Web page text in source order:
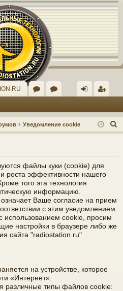
ум
"И
ив
ид
уа
ль
но
ди
ов
ив
ст
ог
о
ф
ор
ум
д ис
тр
ия
Уведомление cookie
о
файлы куки (cookie) для
роста эффективности нашего
того эта технология
информацию.
Ваше согласие на прием
с этим уведомлением.
использованием cookie, просим
настройки в браузере либо же
сайта "radiostation.ru"
на устройстве, которое
«Интернет».
различные типы файлов cookie: